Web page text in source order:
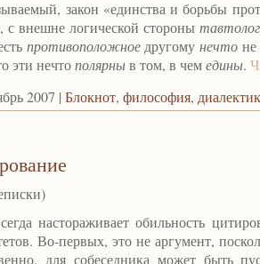
закон «единства и борьбы
с внешне логической стороны
противоположноедругомунечто не
эти нечтополярныв том, в чемедины.
2007 | Блокнот, философия,
настораживает обильность
Во-первых, это не аргумент,
для собеседника может быть